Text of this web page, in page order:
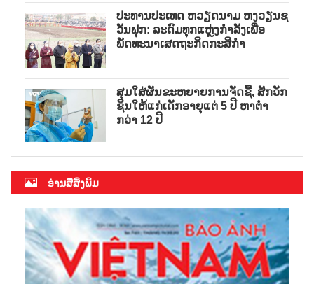
ປະທານປະເທດ ຫວຽດນາມ ຫງວຽນຊ
ວັນຟຸກ: ລະດົມທຸກແຫຼ່ງກຳລັງເພື່ອ
ພັດທະນາເສດຖະກິດກະສິກຳ
ສຸມໃສ່ຜັນຂະຫຍາຍການຈັດຊື້, ສັກວັກ
ຊິນໃຫ້ແກ່ເດັກອາຍຸແຕ່ 5 ປີ ຫາຕ່ຳ
ກວ່າ 12 ປີ
ອ່ານສື່ສິ່ງພິມ